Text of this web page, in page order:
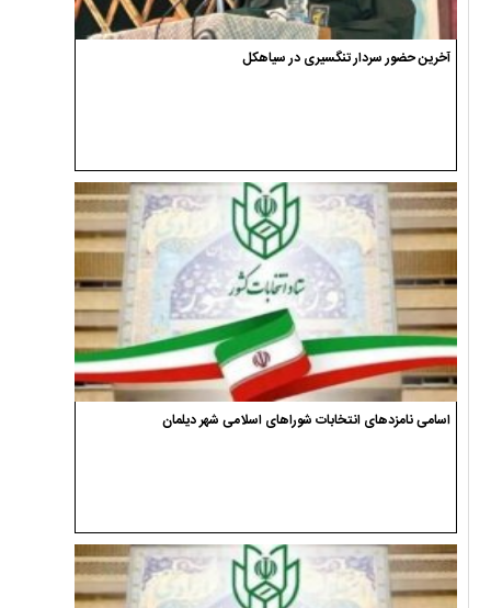
آخرین حضور سردار تنگسیری در سیاهکل
اسامی نامزدهای انتخابات شوراهای اسلامی شهر دیلمان